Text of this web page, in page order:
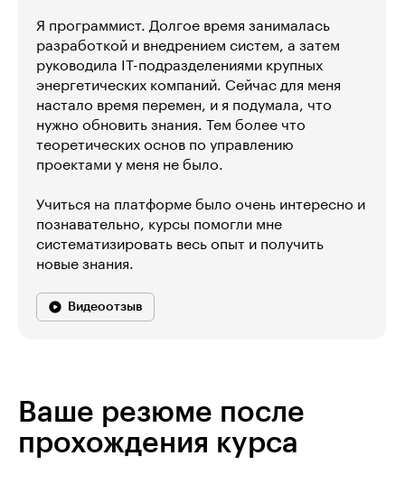
Я программист. Долгое время занималась
разработкой и внедрением систем, а затем
руководила IT-подразделениями крупных
энергетических компаний. Сейчас для меня
настало время перемен, и я подумала, что
нужно обновить знания. Тем более что
теоретических основ по управлению
проектами у меня не было.
Учиться на платформе было очень интересно и
познавательно, курсы помогли мне
систематизировать весь опыт и получить
новые знания.
Видеоотзыв
Ваше резюме после
прохождения курса